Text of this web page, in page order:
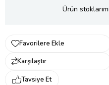
Ürün
Favorilere Ekle
Karşılaştır
Tavsiye Et